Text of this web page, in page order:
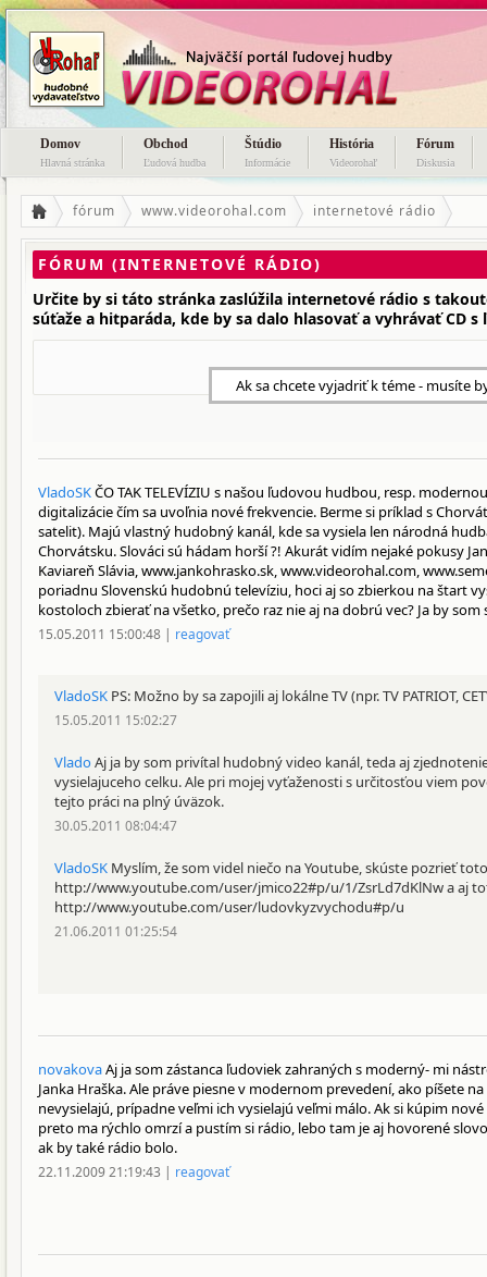
Domov
Hlavná stránka
Obchod
Ľudová hudba
Štúdio
Informácie
História
Videorohaľ
Fórum
Diskusia
fórum www.videorohal.com internetové rádio
FÓRUM (INTERNETOVÉ RÁDIO)
Určite by si táto stránka zaslúžila internetové rádio s
súťaže a hitparáda, kde by sa dalo hlasovať a vyhrávať CD
Ak sa chcete vyjadriť k téme - musíte
VladoSKČO TAK TELEVÍZIU s našou ľudovou hudbou, resp.
digitalizácie čím sa uvoľnia nové frekvencie. Berme si príklad s
satelit). Majú vlastný hudobný kanál, kde sa vysiela len národná
Chorvátsku. Slováci sú hádam horší ?! Akurát vidím nejaké pokusy
Kaviareň Slávia, www.jankohrasko.sk, www.videorohal.com,
poriadnu Slovenskú hudobnú televíziu, hoci aj so zbierkou na štart
kostoloch zbierať na všetko, prečo raz nie aj na dobrú vec? Ja by som
15.05.2011 15:00:48 | reagovať
VladoSK PS: Možno by sa zapojili aj lokálne TV (npr. TV PATRIOT,
15.05.2011 15:02:27
VladoAj ja by som privítal hudobný video kanál, teda aj
vysielajuceho celku. Ale pri mojej vyťaženosti s určitosťou viem
tejto práci na plný úväzok.
30.05.2011 08:04:47
VladoSK Myslím, že som videl niečo na Youtube, skúste pozrieť
http://www.youtube.com/user/jmico22#p/u/1/ZsrLd7dKlNw a aj
http://www.youtube.com/user/ludovkyzvychodu#p/u
21.06.2011 01:25:54
novakovaAj ja som zástanca ľudoviek zahraných s moderný- mi
Janka Hraška. Ale práve piesne v modernom prevedení, ako píšete
nevysielajú, prípadne veľmi ich vysielajú veľmi málo. Ak si kúpim
preto ma rýchlo omrzí a pustím si rádio, lebo tam je aj hovorené
ak by také rádio bolo.
22.11.2009 21:19:43 | reagovať